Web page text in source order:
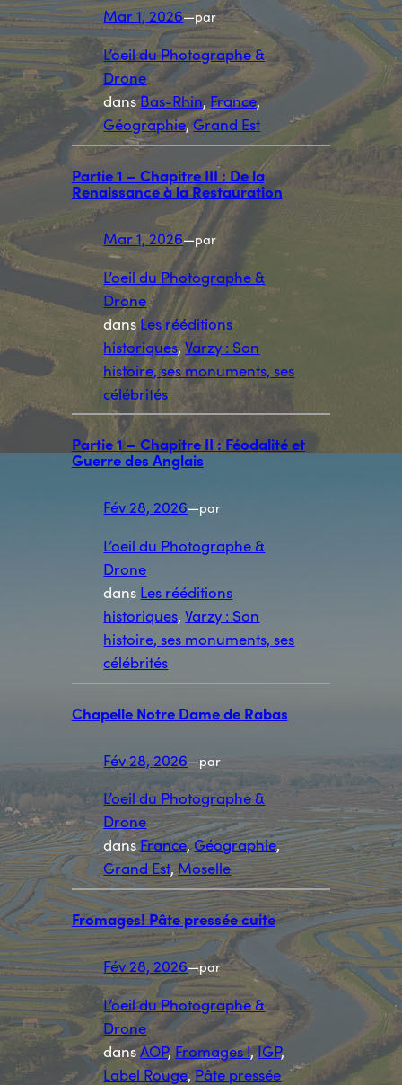
Mar 1, 2026—par
L’oeil du Photographe &
Drone
dansBas-Rhin, France,
Géographie, Grand Est
Partie 1 – Chapitre III : De la
Renaissance à la Restauration
Mar 1, 2026—par
L’oeil du Photographe &
Drone
dansLes rééditions
historiques, Varzy : Son
histoire, ses monuments, ses
célébrités
Partie 1 – Chapitre II : Féodalité et
Guerre des Anglais
Fév 28, 2026—par
L’oeil du Photographe &
Drone
dans Les rééditions
historiques, Varzy : Son
histoire, ses monuments, ses
célébrités
Chapelle Notre Dame de Rabas
Fév 28, 2026—par
L’oeil du Photographe &
Drone
dansFrance, Géographie,
Grand Est, Moselle
Fromages! Pâte pressée cuite
Fév 28, 2026—par
L’oeil du Photographe &
Drone
dansAOP, Fromages !, IGP
Label Rouge, Pâte pressée